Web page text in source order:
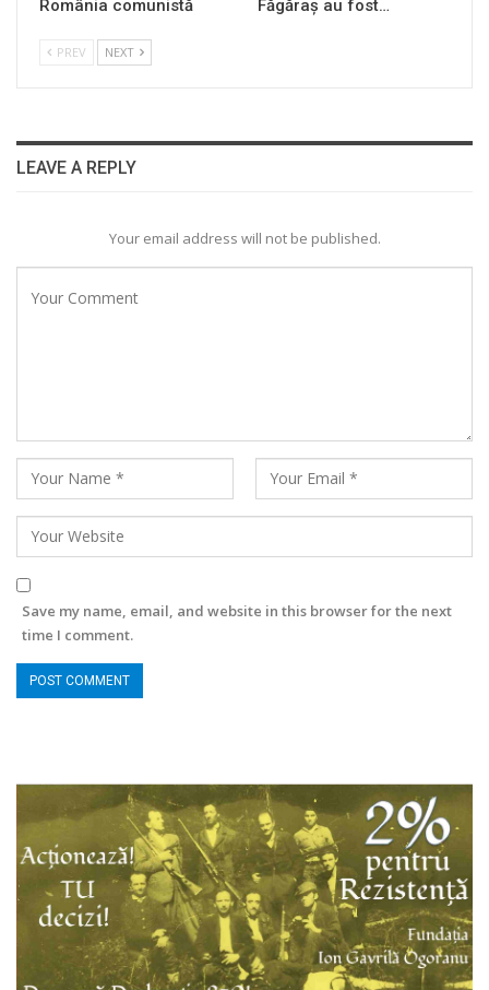
România comunistă
Făgăraș au fost…
PREV NEXT
LEAVE A REPLY
Your email address will not be published.
Save my name, email, and website in this browser for the next
time I comment.